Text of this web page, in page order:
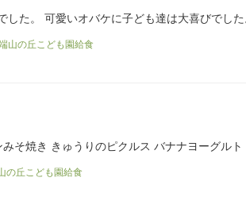
た。 可愛いオバケに子ども達は大喜びでし
山の丘こども園給食
そ焼き きゅうりのピクルス バナナヨーグルト
の丘こども園給食